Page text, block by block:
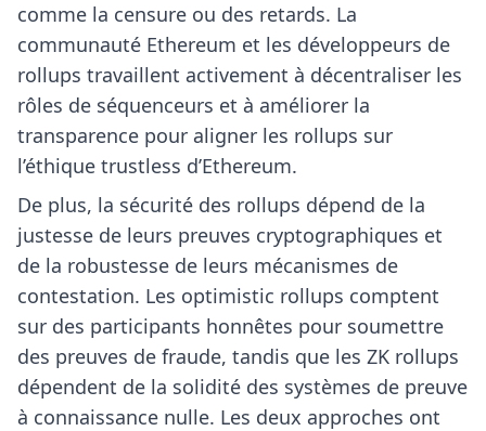
comme la censure ou des retards. La
communauté Ethereum et les développeurs de
rollups travaillent activement à décentraliser les
rôles de séquenceurs et à améliorer la
transparence pour aligner les rollups sur
l’éthique trustless d’Ethereum.
De plus, la sécurité des rollups dépend de la
justesse de leurs preuves cryptographiques et
de la robustesse de leurs mécanismes de
contestation. Les optimistic rollups comptent
sur des participants honnêtes pour soumettre
des preuves de fraude, tandis que les ZK rollups
dépendent de la solidité des systèmes de preuve
à connaissance nulle. Les deux approches ont